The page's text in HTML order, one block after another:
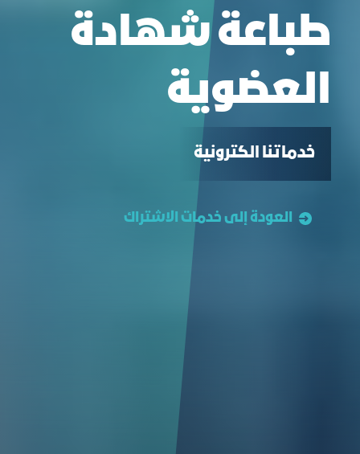
طباعة شهادة
العضوية
خدماتنا الكترونية
العودة إلى خدمات الاشتراك